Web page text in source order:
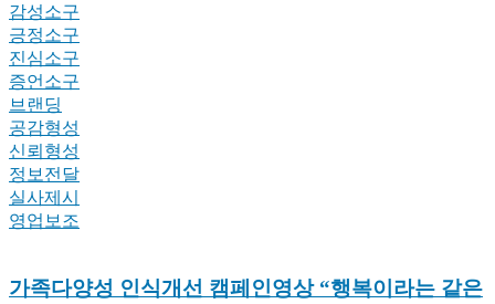
감성소구
긍정소구
진심소구
증언소구
브랜딩
공감형성
신뢰형성
정보전달
실사제시
영업보조
가족다양성 인식개선 캠페인영상 “행복이라는 같은